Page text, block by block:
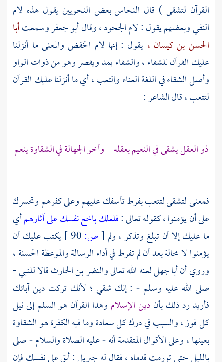
القرآن لتشقى ) قال النحاسبعض النحويين يقول هذه لام
النفي وبعضهم يقول : لام الجحود ، وقالأبو جعفروسمعتأبا
الحسن بن كيسان ، يقول : إنها لام الخفض والمعنى ما أنزلنا
عليك القرآن للشقاء ، والشقاء يمد ويقصر وهو من ذوات الواو
وأصل الشقاء في اللغة العناء والتعب ، أي ما أنزلنا عليك القرآن
لتتعب ، قال الشاعر :
ذو العقل يشقى في النعيم بعقله وأخو الجهالة في الشقاوة ينعم
فمعنى لتشقى لتتعب بفرط تأسفك عليهم وعلى كفرهم وتحسرك
على أن يؤمنوا ، كقوله تعالى :فلعلك باخع نفسك على آثارهمأي
ما عليك إلا أن تبلغ وتذكر ، ولم [ص:
يكتب عليك أن
يؤمنوا لا محالة بعد أن لم تفرط في أداء الرسالة والموعظة الحسنة ،
وروي أنأبا جهللعنه الله تعالىوالنضر بن الحارثقالا للنبي -
صلى الله عليه وسلم - : إنك شقي ؛ لأنك تركت دين آبائك
فأريد رد ذلك بأندين الإسلام وهذا القرآن هو السلم إلى نيل
كل فوز ، والسبب في درك كل سعادة وما فيه الكفرة هو الشقاوة
بعينها ، وعلى الأقوال المتقدمة أنه - عليه الصلاة والسلام - صلى
بالليل حتى تورمت قدماه ، فقال لهجبريل: أبق على نفسك فإن